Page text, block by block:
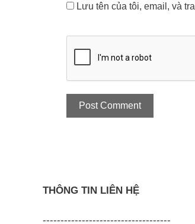
Lưu tên của tôi, email, và
THÔNG TIN LIÊN HỆ
------------------------------------